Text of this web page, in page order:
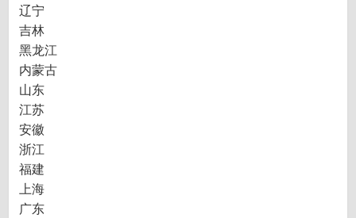
辽宁
吉林
黑龙江
内蒙古
山东
江苏
安徽
浙江
福建
上海
广东